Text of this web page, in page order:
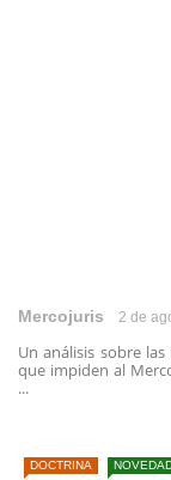
Mercojuris 2 de
Un análisis sobre
que impiden al
...
DOCTRINA